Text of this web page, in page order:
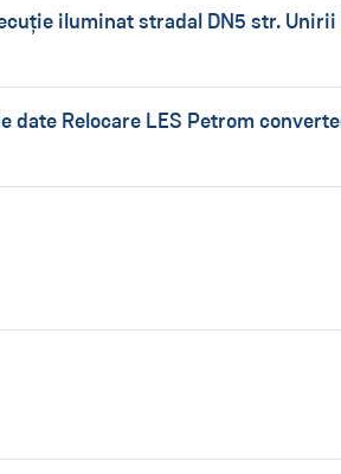
iluminat stradal DN5 str.
date Relocare LES Petrom